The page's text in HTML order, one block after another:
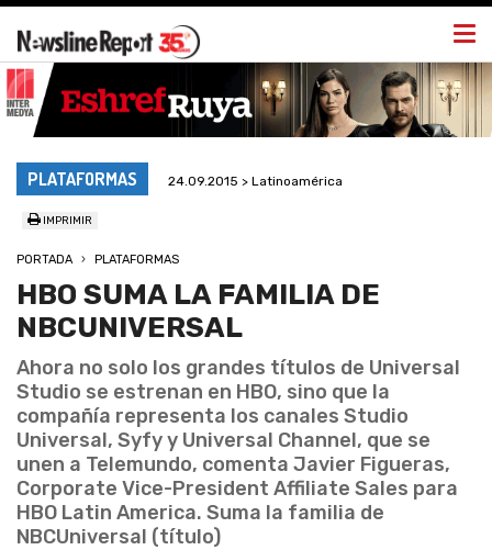
PLATAFORMAS 24.09.2015 > Latinoamérica
IMPRIMIR
PORTADA PLATAFORMAS
HBO SUMA LA FAMILIA DE
NBCUNIVERSAL
Ahora no solo los grandes títulos de Universal
Studio se estrenan en HBO, sino que la
compañía representa los canales Studio
Universal, Syfy y Universal Channel, que se
unen a Telemundo, comenta Javier Figueras,
Corporate Vice-President Affiliate Sales para
HBO Latin America. Suma la familia de
NBCUniversal (título)